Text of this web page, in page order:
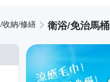
納/修繕 衛浴/免治馬桶